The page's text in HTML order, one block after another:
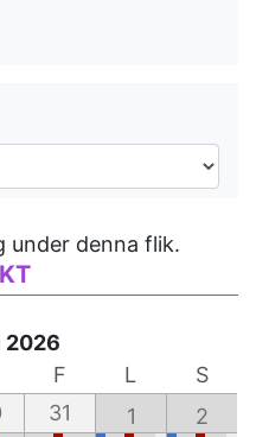
under denna flik.
2026
F L
S
31 1 2